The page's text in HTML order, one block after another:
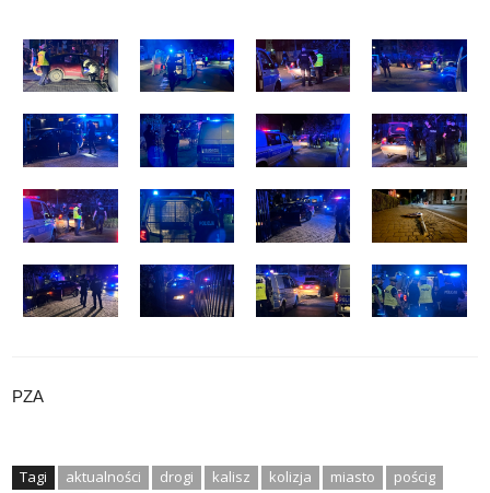
PZA
Tagi aktualności drogi kalisz kolizja miasto
pościg